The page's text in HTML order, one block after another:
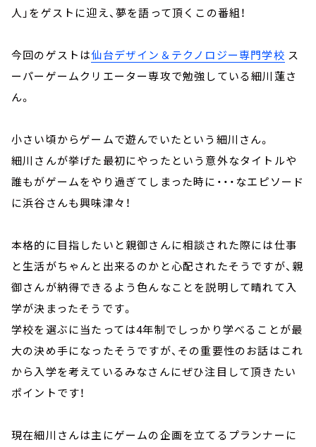
人」をゲストに迎え、夢を語って頂くこの番組！
今回のゲストは仙台デザイン＆テクノロジー専門学校 ス
ーパーゲームクリエーター専攻で勉強している細川蓮さ
ん。
小さい頃からゲームで遊んでいたという細川さん。
細川さんが挙げた最初にやったという意外なタイトルや
誰もがゲームをやり過ぎてしまった時に・・・なエピソード
に浜谷さんも興味津々！
本格的に目指したいと親御さんに相談された際には仕事
と生活がちゃんと出来るのかと心配されたそうですが、親
御さんが納得できるよう色んなことを説明して晴れて入
学が決まったそうです。
学校を選ぶに当たっては4年制でしっかり学べることが最
大の決め手になったそうですが、その重要性のお話はこれ
から入学を考えているみなさんにぜひ注目して頂きたい
ポイントです！
現在細川さんは主にゲームの企画を立てるプランナーに